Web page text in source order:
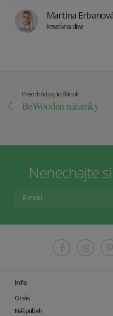
Martina
kreatívna diva
Predchádzajúci článok
BeWooden náramky
Nenechajte
Info
O nás
Náš príbeh